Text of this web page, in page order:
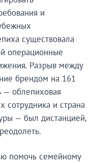
и
существовала
операционные
Разрыв между
брендом на 161
— облепиховая
сотрудника и страна
— был дистанцией,
помочь семейному